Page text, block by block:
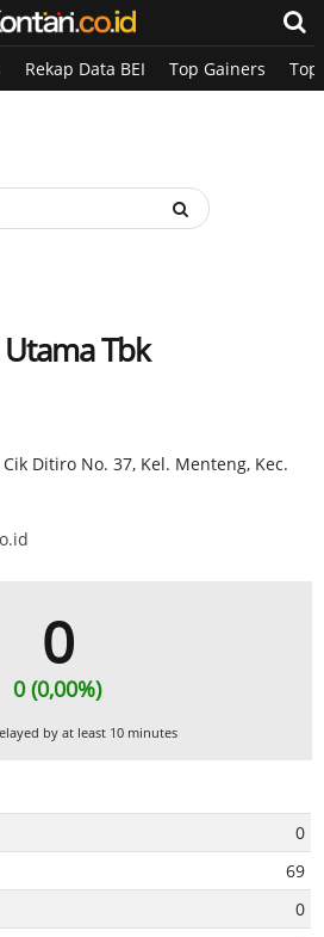
Rekap Data BEI Top Gainers Top
Tbk
Ditiro No. 37, Kel. Menteng, Kec.
0
0 (0,00%)
by at least 10 minutes
0
69
0